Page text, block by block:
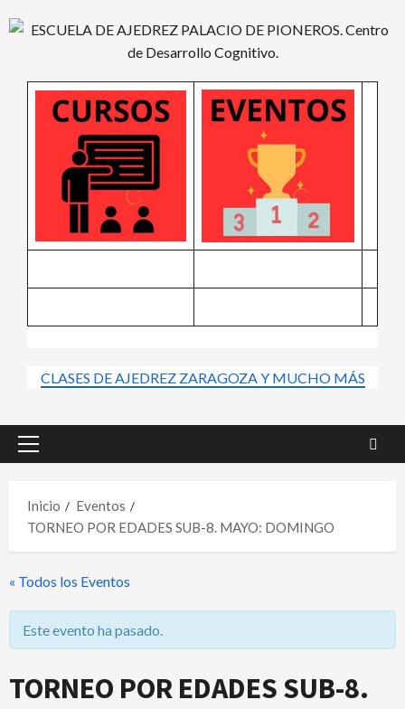
al
CLASES DE AJEDREZ ZARAGOZA Y MUCHO MÁS
Menú
Inicio
Eventos
TORNEO POR EDADES SUB-8. MAYO: DOMINGO
« Todos los Eventos
Este evento ha pasado.
TORNEO POR EDADES SUB-8.